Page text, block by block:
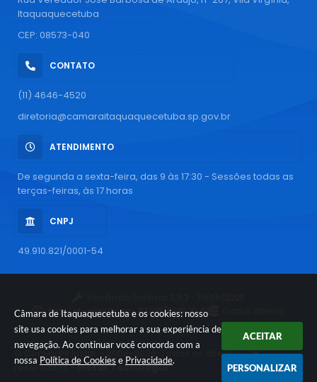
Câmara de Itaquaquecetuba e os cookies: nosso
site usa cookies para melhorar a sua experiência de
navegação. Ao continuar você concorda com a
nossa Política de Cookies e Privacidade.
ACEITAR
PERSONALIZAR
Itaquaquecetuba
CEP: 08573-040
CONTATO
(11) 4646-4520
diretoria@camaraitaquaquecetuba.sp.gov.br
ATENDIMENTO
De segunda a sexta-feira, das 9 às 17:30 - Sessões todas as
terças-feiras, às 17 horas
CNPJ
49.910.821/0001-54
Portal atualizado em:03/08/2026 16:43
© Copyright Instar - 2006-2026. Todos os direitos
reservados -Instar Tecnologia